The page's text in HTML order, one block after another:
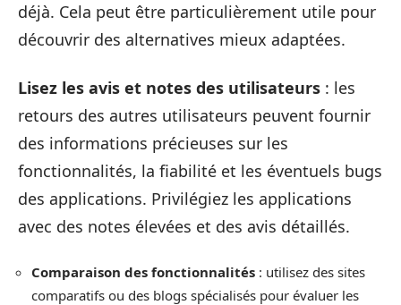
déjà. Cela peut être particulièrement utile pour
découvrir des alternatives mieux adaptées.
Lisez les avis et notes des utilisateurs : les
retours des autres utilisateurs peuvent fournir
des informations précieuses sur les
fonctionnalités, la fiabilité et les éventuels bugs
des applications. Privilégiez les applications
avec des notes élevées et des avis détaillés.
Comparaison des fonctionnalités : utilisez des sites
comparatifs ou des blogs spécialisés pour évaluer les